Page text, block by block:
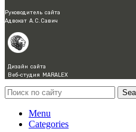
Руководитель сайта
Адвокат А. С. Савич
Дизайн сайта
Веб-студия MARALEX
Menu
Categories